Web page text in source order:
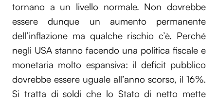
tornano a un livello normale. Non dovrebbe
essere dunque un aumento permanente
dell’inflazione ma qualche rischio c’è. Perché
negli USA stanno facendo una politica fiscale e
monetaria molto espansiva: il deficit pubblico
dovrebbe essere uguale all’anno scorso, il 16%.
Si tratta di soldi che lo Stato di netto mette